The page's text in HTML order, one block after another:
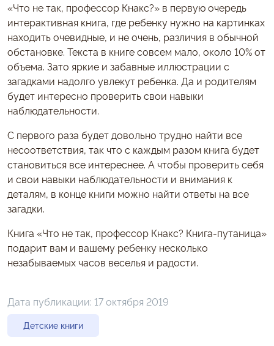
«Что не так, профессор Кнакс?» в первую очередь
интерактивная книга, где ребенку нужно на картинках
находить очевидные, и не очень, различия в обычной
обстановке. Текста в книге совсем мало, около 10% от
объема. Зато яркие и забавные иллюстрации с
загадками надолго увлекут ребенка. Да и родителям
будет интересно проверить свои навыки
наблюдательности.
С первого раза будет довольно трудно найти все
несоответствия, так что с каждым разом книга будет
становиться все интереснее. А чтобы проверить себя
и свои навыки наблюдательности и внимания к
деталям, в конце книги можно найти ответы на все
загадки.
Книга «Что не так, профессор Кнакс? Книга-путаница»
подарит вам и вашему ребенку несколько
незабываемых часов веселья и радости.
Дата публикации: 17 октября 2019
Детские книги